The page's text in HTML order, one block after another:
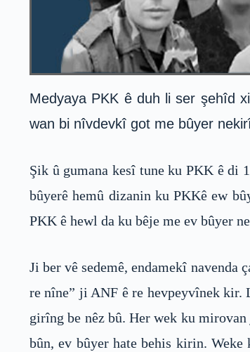
Medyaya PKK ê duh li ser şehîd
wan bi nîvdevkî got me bûyer
Şik û gumana kesî tune ku PKK ê di
bûyerê hemû dizanin ku PKKê ew
PKK ê hewl da ku bêje me ev bûyer
Ji ber vê sedemê, endamekî
re nîne” ji ANF ê re hevpeyvînek kir.
girîng be nêz bû. Her wek ku
bûn, ev bûyer hate behis kirin.